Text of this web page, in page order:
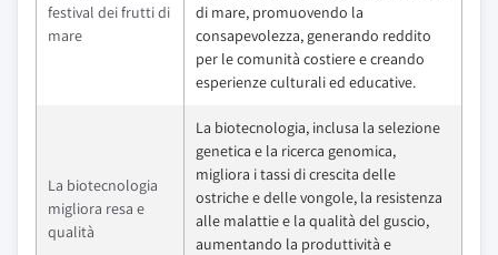
festival dei frutti di
mare
di mare, promuovendo la
consapevolezza, generando reddito
per le comunità costiere e creando
esperienze culturali ed educative.
La biotecnologia
migliora resa e
qualità
La biotecnologia, inclusa la selezione
genetica e la ricerca genomica,
migliora i tassi di crescita delle
ostriche e delle vongole, la resistenza
alle malattie e la qualità del guscio,
aumentando la produttività e